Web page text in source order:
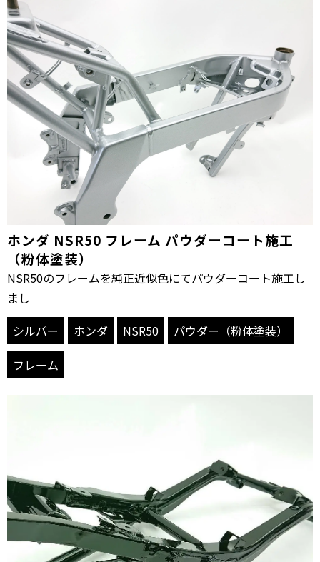
ホンダ NSR50 フレーム パウダーコート施工
（粉体塗装）
NSR50のフレームを純正近似色にてパウダーコート施工し
まし
シルバー
ホンダ NSR50
パウダー（粉体塗装）
フレーム